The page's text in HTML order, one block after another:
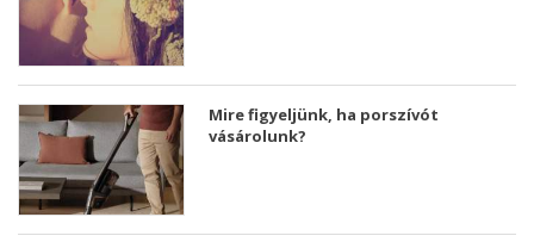
Mire figyeljünk, ha porszívót
vásárolunk?